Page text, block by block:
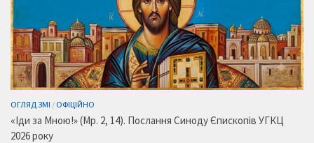
ОГЛЯД ЗМІ / ОФІЦІЙНО
«Іди за Мною!» (Мр. 2, 14). Послання Синоду Єпископів УГКЦ
2026 року